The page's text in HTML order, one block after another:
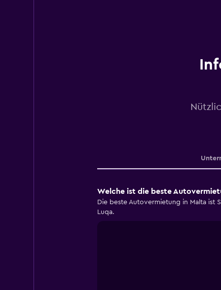
Welche ist die beste
Die beste Autovermietung in Malta ist
Luqa.